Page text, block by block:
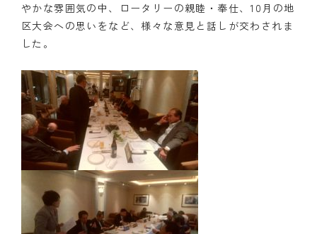
やかな雰囲気の中、ロータリーの親睦・奉仕、10月の地
区大会への思いをなど、様々な意見と話しが交わされま
した。